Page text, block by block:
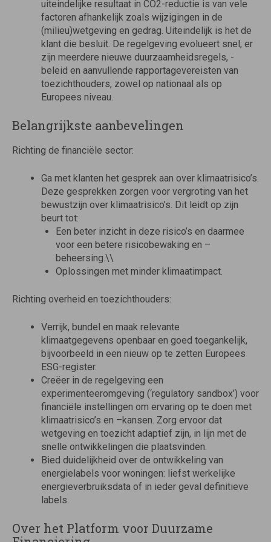
uiteindelijke resultaat in CO2-reductie is van vele
factoren afhankelijk zoals wijzigingen in de
(milieu)wetgeving en gedrag. Uiteindelijk is het de
klant die besluit. De regelgeving evolueert snel; er
zijn meerdere nieuwe duurzaamheidsregels, -
beleid en aanvullende rapportagevereisten van
toezichthouders, zowel op nationaal als op
Europees niveau.
Belangrijkste aanbevelingen
Richting de financiële sector:
Ga met klanten het gesprek aan over klimaatrisico’s.
Deze gesprekken zorgen voor vergroting van het
bewustzijn over klimaatrisico’s. Dit leidt op zijn
beurt tot:
Een beter inzicht in deze risico’s en daarmee
voor een betere risicobewaking en –
beheersing.\\
Oplossingen met minder klimaatimpact.
Richting overheid en toezichthouders:
Verrijk, bundel en maak relevante
klimaatgegevens openbaar en goed toegankelijk,
bijvoorbeeld in een nieuw op te zetten Europees
ESG-register.
Creëer in de regelgeving een
experimenteeromgeving (‘regulatory sandbox’) voor
financiële instellingen om ervaring op te doen met
klimaatrisico’s en –kansen. Zorg ervoor dat
wetgeving en toezicht adaptief zijn, in lijn met de
snelle ontwikkelingen die plaatsvinden.
Bied duidelijkheid over de ontwikkeling van
energielabels voor woningen: liefst werkelijke
energieverbruiksdata of in ieder geval definitieve
labels.
Over het Platform voor Duurzame